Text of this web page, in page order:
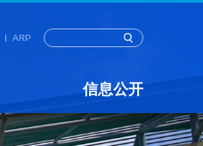
ARP
信息公开